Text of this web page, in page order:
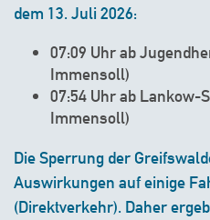
dem 13. Juli 2026:
07:09 Uhr ab
Immensoll)
07:54 Uhr ab Lankow-
Immensoll)
Die Sperrung der
Auswirkungen auf einige
(Direktverkehr). Daher